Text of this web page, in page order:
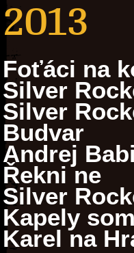
2013
Foťáci na
Silver
Silver
Budvar
Andrej
Řekni ne
Silver
Kapely
Karel na